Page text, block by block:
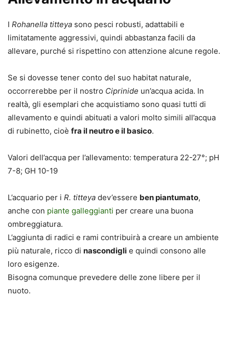
I Rohanella titteya sono pesci robusti, adattabili e
limitatamente aggressivi, quindi abbastanza facili da
allevare, purché si rispettino con attenzione alcune regole.
Se si dovesse tener conto del suo habitat naturale,
occorrerebbe per il nostro Ciprinide un’acqua acida. In
realtà, gli esemplari che acquistiamo sono quasi tutti di
allevamento e quindi abituati a valori molto simili all’acqua
di rubinetto, cioè fra il neutro e il basico.
Valori dell’acqua per l’allevamento: temperatura 22-27°; pH
7-8; GH 10-19
L’acquario per i R. titteya dev’essere ben piantumato,
anche con piante galleggianti per creare una buona
ombreggiatura.
L’aggiunta di radici e rami contribuirà a creare un ambiente
più naturale, ricco di nascondigli e quindi consono alle
loro esigenze.
Bisogna comunque prevedere delle zone libere per il
nuoto.